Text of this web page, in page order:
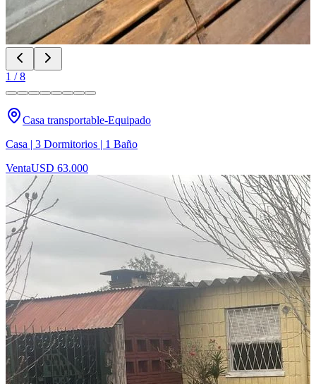
1 /8
Casa transportable-Equipado
Casa | 3 Dormitorios | 1 Baño
VentaUSD 63.000